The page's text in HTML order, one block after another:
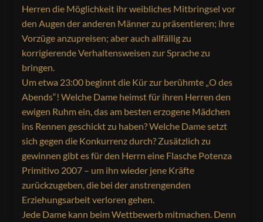
Herren die Möglichkeit ihr weibliches Mitbringsel vor
den Augen der anderen Männer zu präsentieren; ihre
Vorzüge anzupreisen; aber auch allfällig zu
korrigierende Verhaltensweisen zur Sprache zu
bringen.
Um etwa 23:00 beginnt die Kür zur berühmte „O des
Abends“! Welche Dame heimst für ihren Herren den
ewigen Ruhm ein, das am besten erzogene Mädchen
ins Rennen geschickt zu haben? Welche Dame setzt
sich gegen die Konkurrenz durch? Zusätzlich zu
gewinnen gibt es für den Herrn eine Flasche Potenza
Primitivo 2007 – um ihn wieder jene Kräfte
zurückzugeben, die bei der anstrengenden
Erziehungsarbeit verloren gehen.
Jede Dame kann beim Wettbewerb mitmachen. Denn